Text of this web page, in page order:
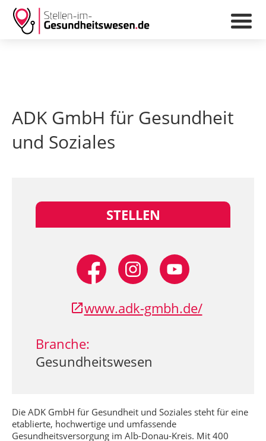
ADK GmbH für Gesundheit
und Soziales
Die ADK GmbH für Gesundheit und Soziales steht für eine
etablierte, hochwertige und umfassende
Gesundheitsversorgung im Alb-Donau-Kreis. Mit 400
STELLEN
www.adk-gmbh.de/
Branche:
Gesundheitswesen